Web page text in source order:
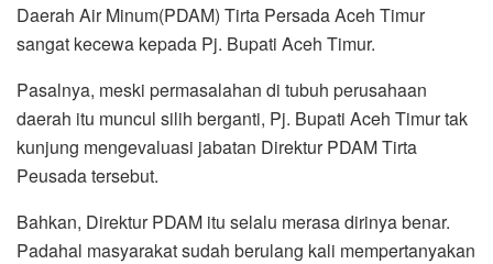
Daerah Air Minum(PDAM) Tirta Persada Aceh Timur
sangat kecewa kepada Pj. Bupati Aceh Timur.
Pasalnya, meski permasalahan di tubuh perusahaan
daerah itu muncul silih berganti, Pj. Bupati Aceh Timur tak
kunjung mengevaluasi jabatan Direktur PDAM Tirta
Peusada tersebut.
Bahkan, Direktur PDAM itu selalu merasa dirinya benar.
Padahal masyarakat sudah berulang kali mempertanyakan